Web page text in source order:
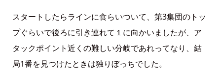
スタートしたらラインに食らいついて、第3集団のトッ
プぐらいで後ろに引き連れて１に向かいましたが、ア
タックポイント近くの難しい分岐であれってなり、結
局1番を見つけたときは独りぼっちでした。